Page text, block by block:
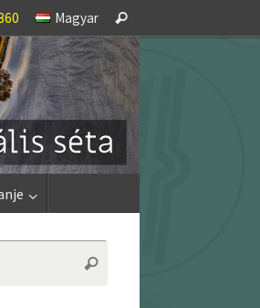
Magyar
for:
Search
Search